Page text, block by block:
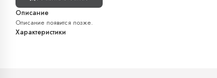
Описание
Описание появится позже.
Характеристики